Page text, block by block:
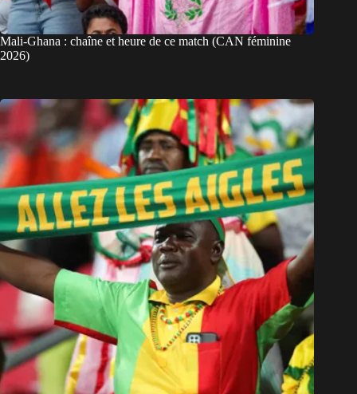
Mali-Ghana : chaîne et heure de ce match (CAN féminine
2026)